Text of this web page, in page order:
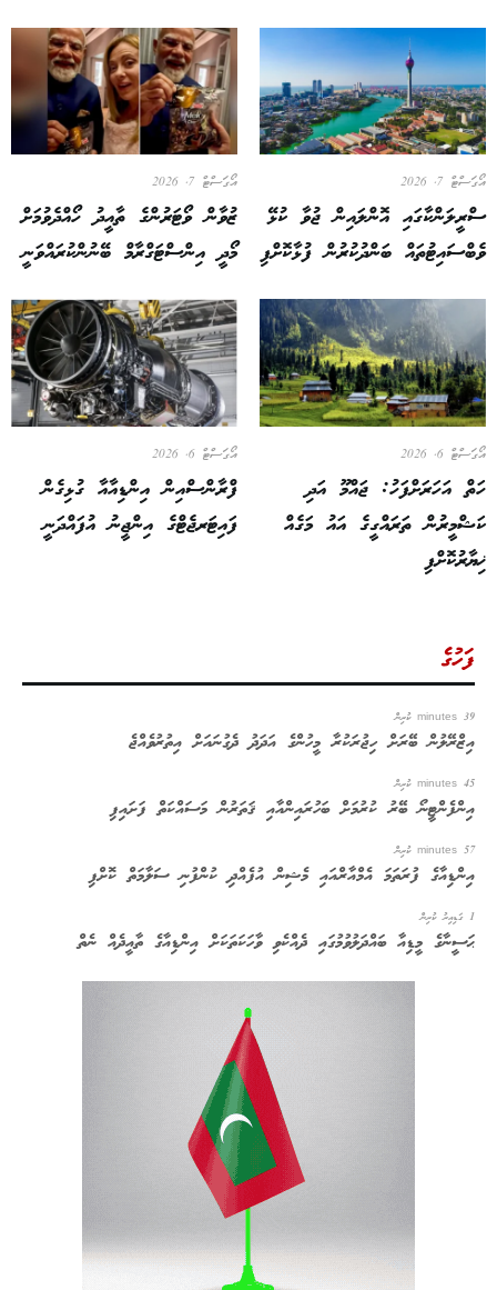
އޯގަސްޓް 7, 2026
ސްރީލަންކާގައި އޮންލައިން ޖުވާ ކުޅޭ
ވެބްސައިޓުތައް ބަންދުކުރުން ފުޅާކޮށްފި
އޯގަސްޓް 7, 2026
ޒުވާން ވޯޓަރުންގެ ތާއީދު ހޯއްދެވުމަށް
މޯދީ އިންސްޓަގްރާމް ބޭނުންކުރައްވަނީ
އޯގަސްޓް 6, 2026
ހަތް އަހަރަށްފަހު: ޖައްމޫ އަދި
ކަޝްމީރުން ތަރައްގީގެ އައު މަގެއް
ޚިޔާރުކޮށްފި
އޯގަސްޓް 6, 2026
ފްރާންސްއިން އިންޑިއާއާ ގުޅިގެން
ފައިޓަރޖެޓްގެ އިންޖީނު އުފައްދަނީ
ފަހުގެ
39 minutes ކުރިން
އިޒްރޭލުން ބޭރަށް ހިޖުރަކުރާ މީހުންގެ އަދަދު ދެގުނައަށް އިތުރުވެއްޖެ
45 minutes ކުރިން
އިންފެންޓީނޯ ބޭރު ކުރުމަށް ބަހުރައިންއާއި ޤަތަރުން މަސައްކަތް ފަށައިފި
57 minutes ކުރިން
އިންޑިއާގެ ފުރަތަމަ އެމްއާރްއައި މެޝިން އުފެއްދި ކުންފުނި ސަލާމަތް ކޮށްފި
1 ގަޑިއިރު ކުރިން
ޙަސީނާގެ މީޑިއާ ބައްދަލުވުމުގައި ދެއްކެވި ވާހަކަތަކަށް އިންޑިއާގެ ތާއީދެއް ނެތް